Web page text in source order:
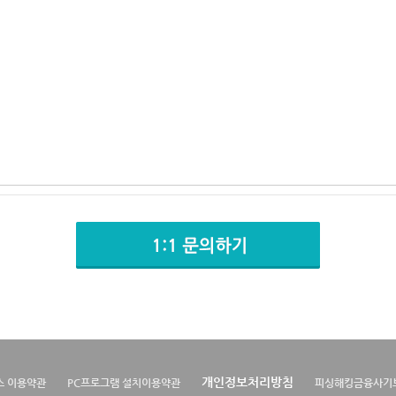
이용약관 PC프로그램 설치이용약관 개인정보처리방침 피싱해킹금융사기